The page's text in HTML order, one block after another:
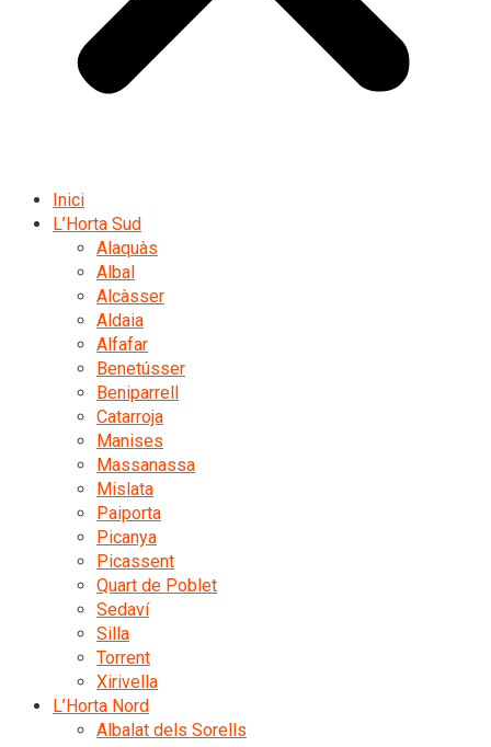
Inici
L’Horta Sud
Alaquàs
Albal
Alcàsser
Aldaia
Alfafar
Benetússer
Beniparrell
Catarroja
Manises
Massanassa
Mislata
Paiporta
Picanya
Picassent
Quart de Poblet
Sedaví
Silla
Torrent
Xirivella
L’Horta Nord
Albalat dels Sorells